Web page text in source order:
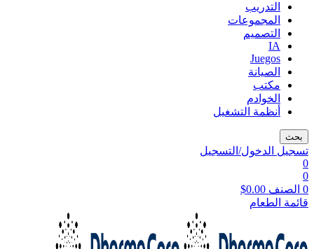
التدريب
المجموعات
التصميم
IA
Juegos
الصيانة
مكتب
الخوادم
أنظمة التشغيل
بحث
تسجيل الدخول/التسجيل
0
0
0 الصنف $0.00
قائمة الطعام